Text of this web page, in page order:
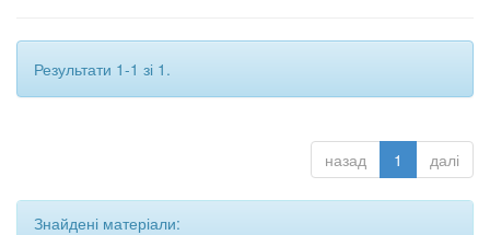
Результати 1-1 зі 1.
назад 1 далі
Знайдені матеріали: